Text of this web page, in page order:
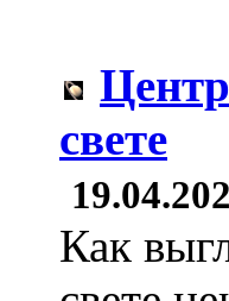
свете
Как